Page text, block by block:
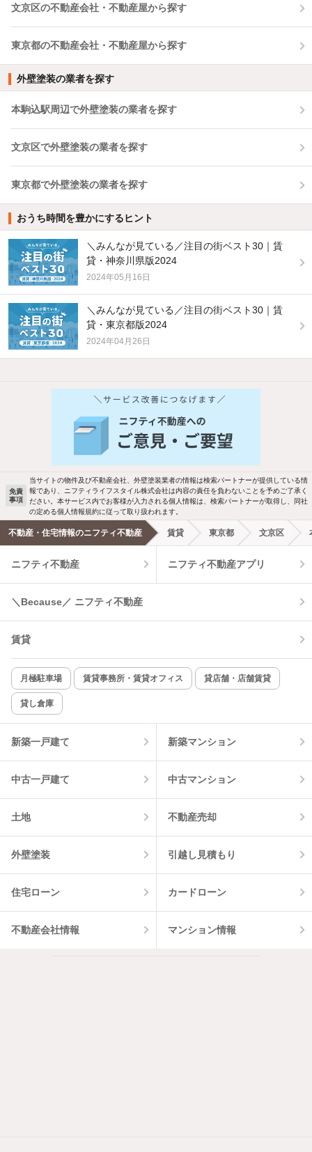
文京区の不動産会社・不動産屋から探す
東京都の不動産会社・不動産屋から探す
外壁塗装の業者を探す
本駒込駅周辺で外壁塗装の業者を探す
文京区で外壁塗装の業者を探す
東京都で外壁塗装の業者を探す
おうち時間を豊かにするヒント
＼みんなが見ている／注目の街ベスト30｜賃
貸・神奈川県版2024
2024年05月16日
＼みんなが見ている／注目の街ベスト30｜賃
貸・東京都版2024
2024年04月26日
免責
事項
当サイトの物件及び不動産会社、外壁塗装業者の情報は検索パートナーが提供している情
報であり、ニフティライフスタイル株式会社は内容の責任を負わないことを予めご了承く
ださい。本サービス内でお客様が入力される個人情報は、検索パートナーが取得し、同社
の定める個人情報規約に従って取り扱われます。
不動産・住宅情報のニフティ不動産 賃貸 東京都 文京区
ニフティ不動産 ニフティ不動産アプリ
＼Because／ ニフティ不動産
賃貸
月極駐車場 賃貸事務所・賃貸オフィス 貸店舗・店舗賃貸
貸し倉庫
新築一戸建て 新築マンション
中古一戸建て 中古マンション
土地 不動産売却
外壁塗装 引越し見積もり
住宅ローン カードローン
不動産会社情報 マンション情報